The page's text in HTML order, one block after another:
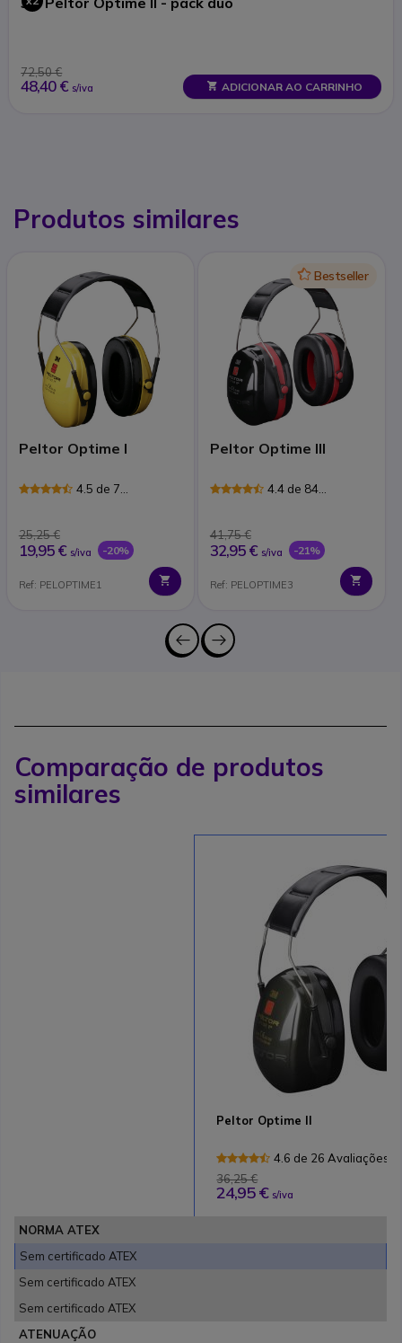
72,50 €
48,40 € s/iva ADICIONAR AO CARRINHO
Produtos similares
Peltor Optime I
4.5 de 7
25,25 €
19,95 € s/iva -20%
Ref: PELOPTIME1
IconBestseller
Peltor Optime III
4.4 de 84
41,75 €
32,95 € s/iva -21%
Ref: PELOPTIME3
Comparação de produtos
similares
Peltor Optime II
4.6 de 26 Avaliações
36,25 €
24,95 € s/iva
NORMA ATEX
Sem certificado ATEX
Sem certificado ATEX
Sem certificado ATEX
ATENUAÇÃO